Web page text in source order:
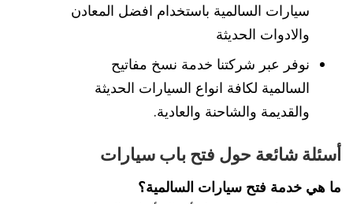
سيارات السالمية باستخدام افضل المعادن
والادوات الحديثة
نوفر عبر شركتنا خدمة نسخ مفاتيح
السالمية لكافة انواع السيارات الحديثة
والقديمة والشاحنة والعادية.
أسئلة شائعة حول فتح باب سيارات
ما هي خدمة فتح سيارات السالمية؟